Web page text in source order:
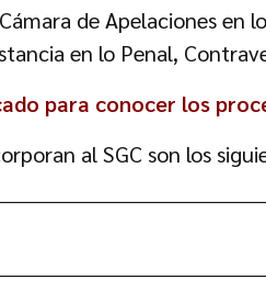
de Apelaciones
en lo Penal,
para conocer los
al SGC son los